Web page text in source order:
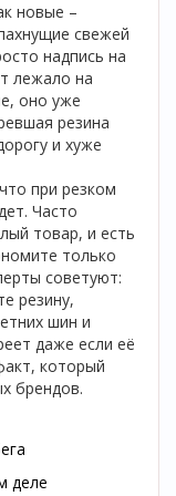
новые –
свежей
надпись на
лежало на
оно уже
резина
и хуже
при резком
Часто
товар, и есть
только
советуют:
резину,
шин и
даже если её
который
брендов.
деле